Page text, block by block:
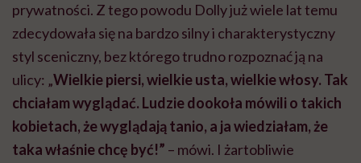
prywatności. Z tego powodu Dolly już wiele lat temu
zdecydowała się na bardzo silny i charakterystyczny
styl sceniczny, bez którego trudno rozpoznać ją na
ulicy: „Wielkie piersi, wielkie usta, wielkie włosy. Tak
chciałam wyglądać. Ludzie dookoła mówili o takich
kobietach, że wyglądają tanio, a ja wiedziałam, że
taka właśnie chcę być!” – mówi. I żartobliwie